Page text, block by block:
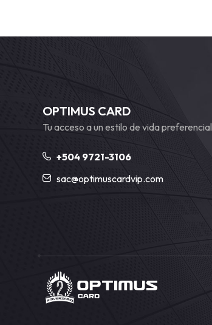
OPTIMUS CARD
Tu acceso a un estilo de vida preferencial
+504 9721-3106
sac@optimuscardvip.com